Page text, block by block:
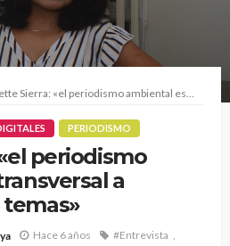
Sierra: «el periodismo ambiental es transversal a muchos otros temas»
PERIODISMO
periodismo
a
Hace 6 años
#Entrevista